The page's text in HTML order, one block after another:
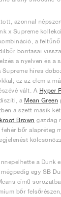
azonnal
x Supreme
a
borításai
a nyelven és a
híres
ez az elem a
vált. A Hyper
a Mean Green
a szett másik
Brown gazdag
bőr alapréteg
a Dunk
egy SB
című
bőr